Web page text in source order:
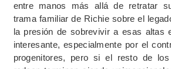
entre manos más allá de retratar
trama familiar de Richie sobre el
la presión de sobrevivir a esas altas
interesante, especialmente por el
progenitores, pero si el resto de